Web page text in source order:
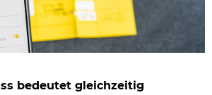
bedeutet gleichzeitig